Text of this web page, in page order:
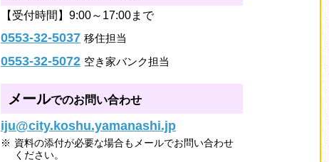
【受付時間】9:00～17:00まで
0553-32-5037 移住担当
0553-32-5072 空き家バンク担当
メールでのお問い合わせ
iju@city.koshu.yamanashi.jp
資料の添付が必要な場合もメールでお問い合わせ
ください。